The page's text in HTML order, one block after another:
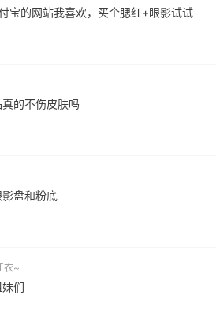
宝的网站我喜欢，买个腮红+眼影试试
的不伤皮肤吗
盘和粉底
衣~
们
达钻石面霜购入
品汇芋圆，好吃不贵！！